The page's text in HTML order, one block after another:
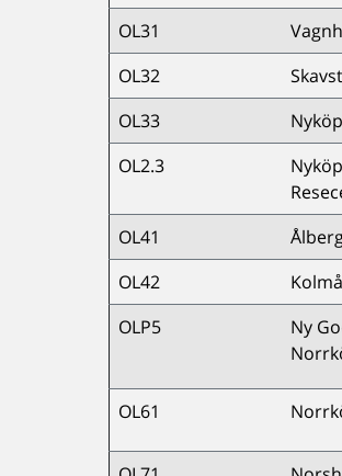
OL31
OL32
OL33
OL2.3
OL41
OL42
OLP5
Ny
OL61